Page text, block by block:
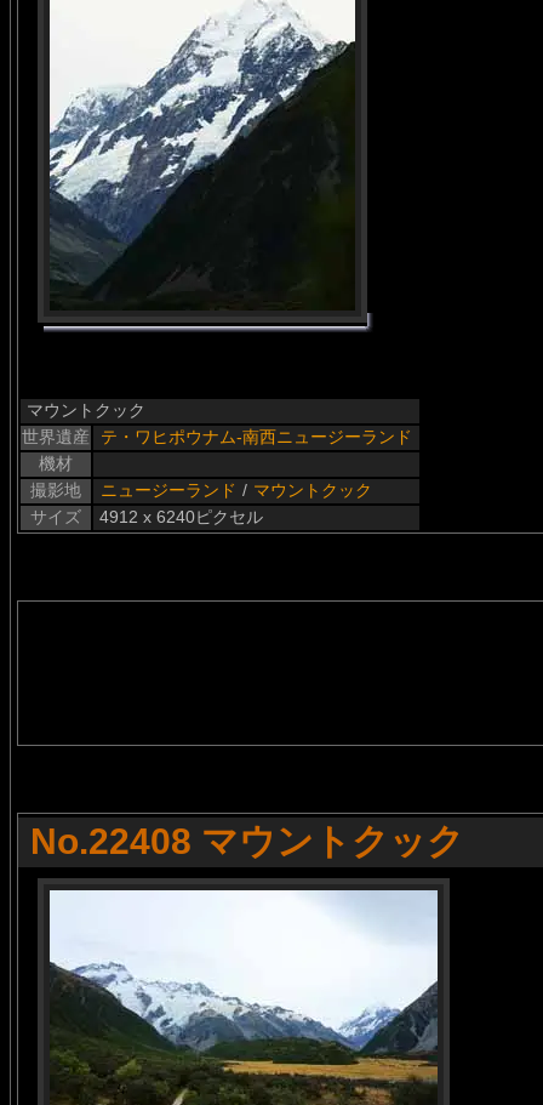
マウントクック
世界遺産
テ・ワヒポウナム-南西ニュージーランド
機材
撮影地
ニュージーランド / マウントクック
サイズ
4912 x 6240ピクセル
No.22408 マウントクック